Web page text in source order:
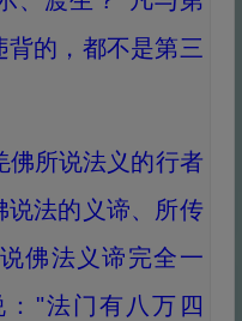
背的，都不是第三
佛所说法义的行者
说法的义谛、所传
佛法义谛完全一
"法门有八万四